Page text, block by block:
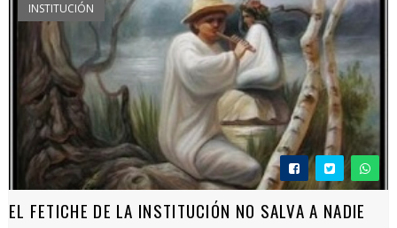
INSTITUCIÓN
EL FETICHE DE LA INSTITUCIÓN NO SALVA A NADIE